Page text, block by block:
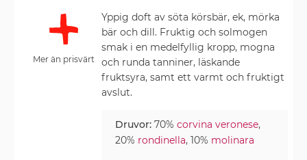
Mer än prisvärt
Yppig doft av söta körsbär, ek, mörka
bär och dill. Fruktig och solmogen
smak i en medelfyllig kropp, mogna
och runda tanniner, läskande
fruktsyra, samt ett varmt och fruktigt
avslut.
Druvor: 70%corvina veronese,
20% rondinella, 10% molinara